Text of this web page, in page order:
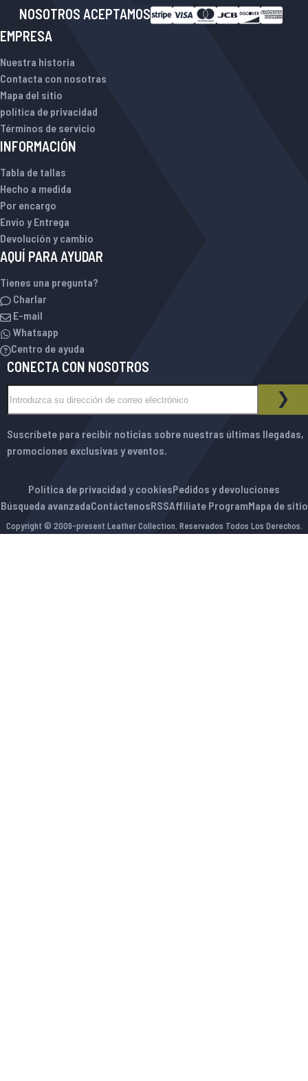
NOSOTROS ACEPTAMOS
EMPRESA
Nuestra historia
Contacta con nosotras
Mapa del sitio
política de privacidad
Términos de servicio
INFORMACIÓN
Tabla de tallas
Hecho a medida
Por encargo
Envío y Entrega
Devolución y cambio
AQUÍ PARA AYUDAR
Tienes una pregunta?
Charlar
E-mail
Whatsapp
Centro de ayuda
CONECTA CON NOSOTROS
BOLETÍN DE NOTICIAS
Suscríbete para recibir noticias sobre nuestras últimas llegadas,
promociones exclusivas y eventos.
Política de privacidad y cookiesPedidos y devoluciones
Búsqueda avanzadaContáctenosRSSAffiliate ProgramMapa de sitio
Copyright © 2009-present Leather Collection. Reservados Todos Los Derechos.